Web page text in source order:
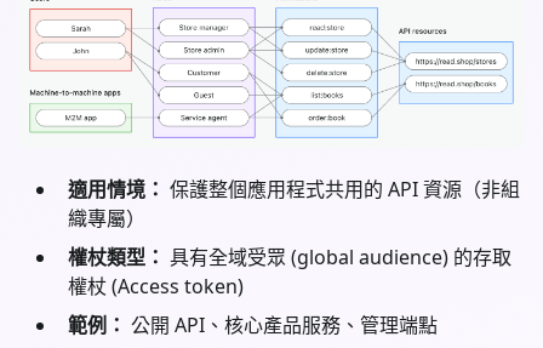
適用情境： 保護整個應用程式共用的 API 資源（非組
織專屬）
權杖類型： 具有全域受眾 (global audience) 的存取
權杖 (Access token)
範例： 公開 API、核心產品服務、管理端點